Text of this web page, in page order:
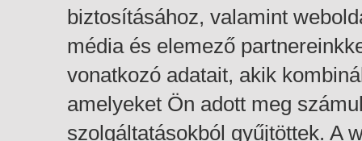
biztosításához, valamint
média és elemező
vonatkozó adatait, akik
amelyeket Ön adott meg
szolgáltatásokból gyűjtöttek. A